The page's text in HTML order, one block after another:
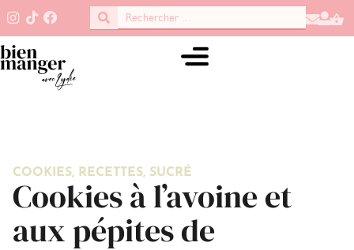
COOKIES, RECETTES, SUCRÉ
Cookies à l’avoine et
aux pépites de